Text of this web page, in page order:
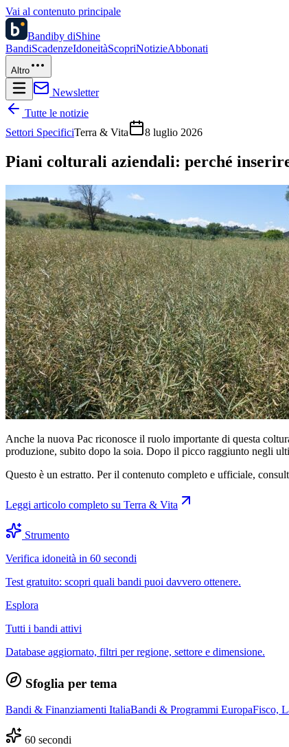
Vai al contenuto principale
Bandiby diShine
BandiScadenzeIdoneitàScopriNotizieAbbonati
Altro
Newsletter
Tutte le notizie
Settori SpecificiTerra & Vita 8 luglio 2026
Piani colturali aziendali: perché
Anche la nuova Pac riconosce il ruolo importante di questa
produzione, subito dopo la soia. Dopo il picco raggiunto negli
Questo è un estratto. Per il contenuto completo e ufficiale,
Leggi articolo completo su Terra & Vita
Strumento
Verifica idoneità in 60 secondi
Test gratuito: scopri quali bandi puoi davvero ottenere.
Esplora
Tutti i bandi attivi
Database aggiornato, filtri per regione, settore e dimensione.
Sfoglia per tema
Bandi & Finanziamenti ItaliaBandi & Programmi EuropaFisco,
60 secondi